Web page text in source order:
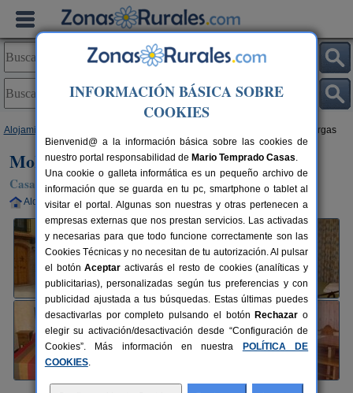
Alojamientos > Molino Pataslargas
Molino Pataslargas
Casa Rural en Cotillas (Albacete)
Alquiler completo 6-24 plazas 100 km de Albacete
INFORMACIÓN BÁSICA SOBRE
COOKIES
Bienvenid@ a la información básica sobre las cookies de
nuestro portal responsabilidad de Mario Temprado Casas.
Una cookie o galleta informática es un pequeño archivo de
información que se guarda en tu pc, smartphone o tablet al
visitar el portal. Algunas son nuestras y otras pertenecen a
empresas externas que nos prestan servicios. Las activadas
y necesarias para que todo funcione correctamente son las
Cookies Técnicas y no necesitan de tu autorización. Al pulsar
el botónAceptar activarás el resto de cookies (analíticas y
publicitarias), personalizadas según tus preferencias y con
publicidad ajustada a tus búsquedas. Estas últimas puedes
desactivarlas por completo pulsando el botón Rechazar o
elegir su activación/desactivación desde “Configuración de
Cookies”. Más información en nuestra
POLÍTICA DE
COOKIES.